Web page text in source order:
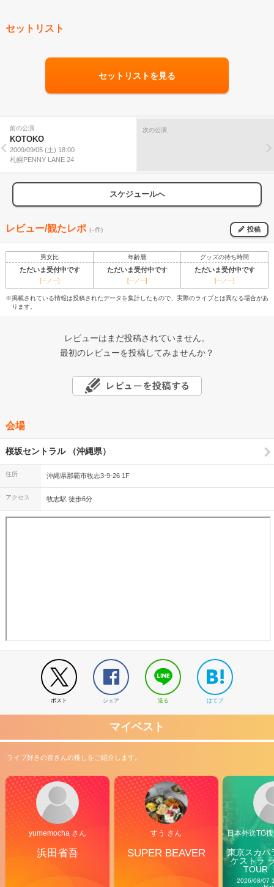
セットリスト
セットリストを見る
前の公演
KOTOKO
2009/09/05 (土) 18:00
札幌PENNY LANE 24
次の公演
スケジュールへ
レビュー/観たレポ (--件) 投稿
男女比 年齢層 グッズの待ち時間
ただいま受付中です ただいま受付中です ただいま受付中です
[---／---] [---／---] [---／---]
※掲載されている情報は投稿されたデータを集計したもので、実際のライブとは異なる場合があ
ります。
レビューはまだ投稿されていません。
最初のレビューを投稿してみませんか？
会場
桜坂セントラル （沖縄県）
住所 沖縄県那覇市牧志3-9-26 1F
アクセス 牧志駅 徒歩6分
ポスト シェア 送る はてブ
マイベスト
ライブ好きの皆さんの推しをご紹介します。
yumemocha さん
浜田省吾
すう さん
SUPER BEAVER
日本外送TG
東京スカパ
ケストラ
TOUR
2026/08/07